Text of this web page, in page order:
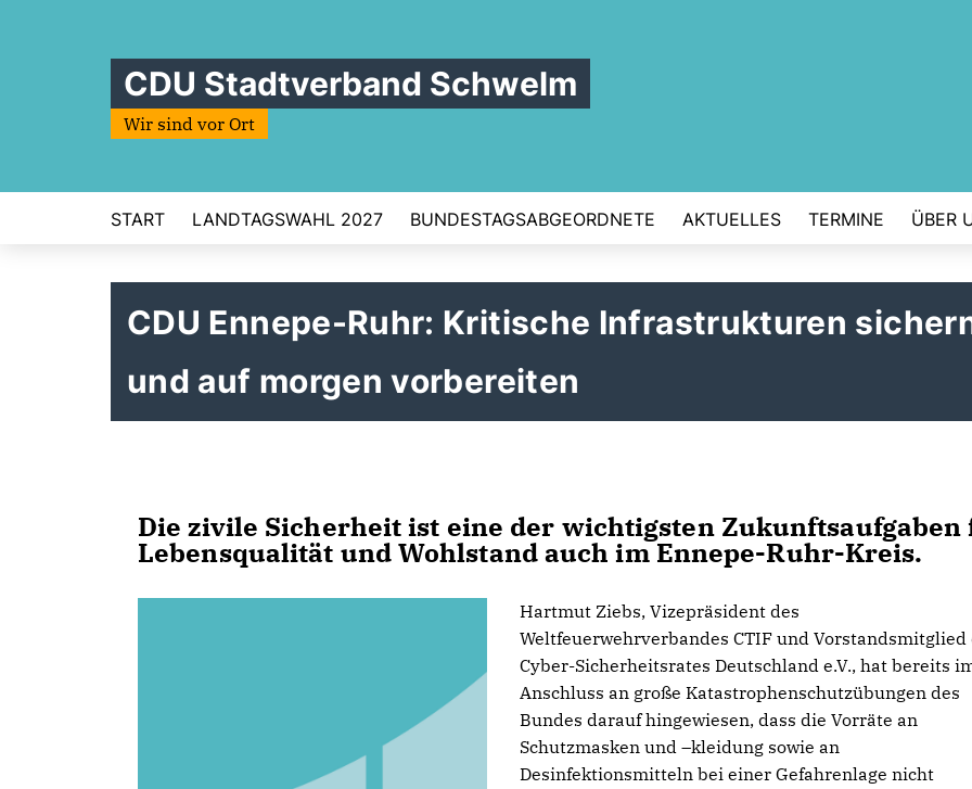
CDU Stadtverband Schwelm
Wir sind vor Ort
START LANDTAGSWAHL 2027 BUNDESTAGSABGEORDNETE AKTUELLES TERMINE ÜBER
CDU Ennepe-Ruhr: Kritische Infrastrukturen
und auf morgen vorbereiten
Die zivile Sicherheit ist eine der wichtigsten Zukunftsaufgaben
Lebensqualität und Wohlstand auch im Ennepe-Ruhr-Kreis.
Hartmut Ziebs, Vizepräsident des
Weltfeuerwehrverbandes CTIF und Vorstandsmitglied
Cyber-Sicherheitsrates Deutschland e.V., hat bereits
Anschluss an große Katastrophenschutzübungen des
Bundes darauf hingewiesen, dass die Vorräte an
Schutzmasken und –kleidung sowie an
Desinfektionsmitteln bei einer Gefahrenlage nicht